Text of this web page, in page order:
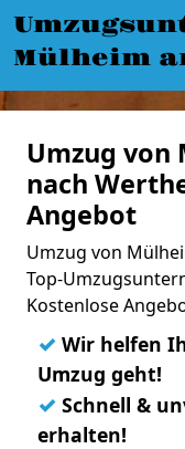
Mülheim
Umzug von
nach
Angebot
Umzug von
Top-
Kostenlose
✓ Wir helfen
Umzug geht!
✓ Schnell &
erhalten!